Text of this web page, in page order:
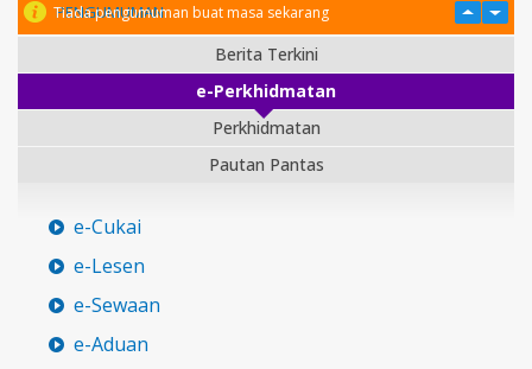
PENGUMUMAN
Tiada pengumuman buat masa sekarang
Berita Terkini
e-Perkhidmatan
Perkhidmatan
Pautan Pantas
e-Cukai
e-Lesen
e-Sewaan
e-Aduan